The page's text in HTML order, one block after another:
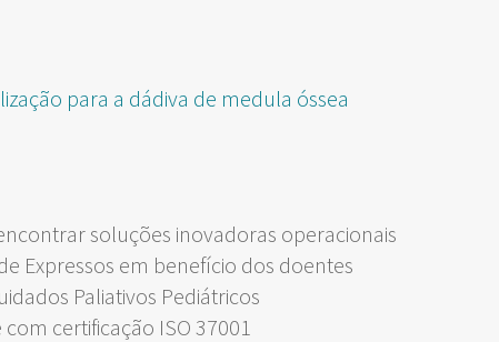
para a dádiva de medula óssea
soluções inovadoras operacionais
Expressos em benefício dos doentes
Paliativos Pediátricos
certificação ISO 37001